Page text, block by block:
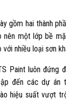
gồm hai thành
nên một lớp bề
nhiều loại sơn
Paint luôn đứng
đến các dự án
hiệu suất vượt